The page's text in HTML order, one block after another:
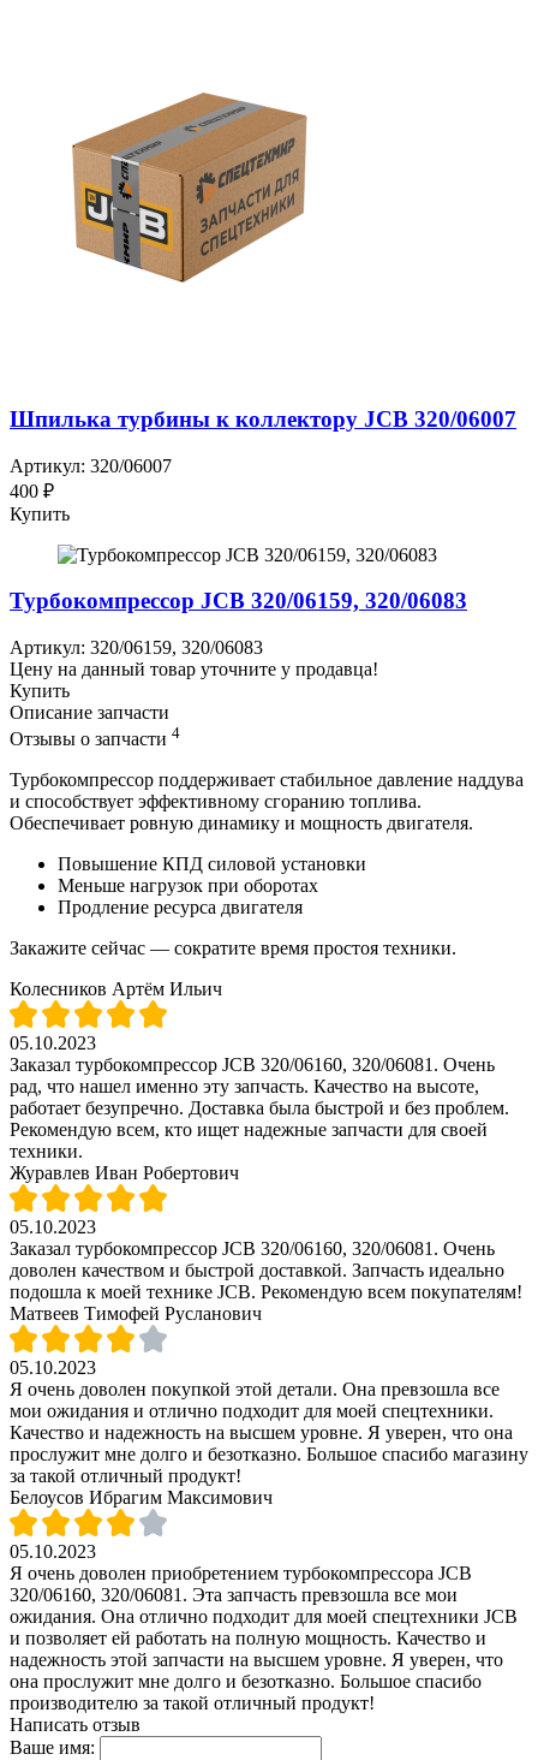
Шпилька турбины к коллектору JCB 320/06007
Артикул: 320/06007
400 ₽
Купить
Турбокомпрессор JCB 320/06159, 320/06083
Артикул: 320/06159, 320/06083
Цену на данный товар уточните у продавца!
Купить
Описание запчасти
Отзывы о запчасти 4
Турбокомпрессор поддерживает стабильное давление наддува
и способствует эффективному сгоранию топлива.
Обеспечивает ровную динамику и мощность двигателя.
Повышение КПД силовой установки
Меньше нагрузок при оборотах
Продление ресурса двигателя
Закажите сейчас — сократите время простоя техники.
Колесников Артём Ильич
05.10.2023
Заказал турбокомпрессор JCB 320/06160, 320/06081. Очень
рад, что нашел именно эту запчасть. Качество на высоте,
работает безупречно. Доставка была быстрой и без проблем.
Рекомендую всем, кто ищет надежные запчасти для своей
техники.
Журавлев Иван Робертович
05.10.2023
Заказал турбокомпрессор JCB 320/06160, 320/06081. Очень
доволен качеством и быстрой доставкой. Запчасть идеально
подошла к моей технике JCB. Рекомендую всем покупателям!
Матвеев Тимофей Русланович
05.10.2023
Я очень доволен покупкой этой детали. Она превзошла все
мои ожидания и отлично подходит для моей спецтехники.
Качество и надежность на высшем уровне. Я уверен, что она
прослужит мне долго и безотказно. Большое спасибо магазину
за такой отличный продукт!
Белоусов Ибрагим Максимович
05.10.2023
Я очень доволен приобретением турбокомпрессора JCB
320/06160, 320/06081. Эта запчасть превзошла все мои
ожидания. Она отлично подходит для моей спецтехники JCB
и позволяет ей работать на полную мощность. Качество и
надежность этой запчасти на высшем уровне. Я уверен, что
она прослужит мне долго и безотказно. Большое спасибо
производителю за такой отличный продукт!
Написать отзыв
Ваше имя: